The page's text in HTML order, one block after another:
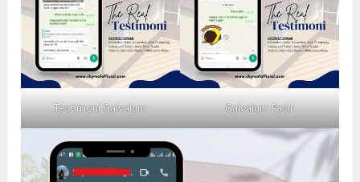
Testimoni Galvalum Galvalum Pasir